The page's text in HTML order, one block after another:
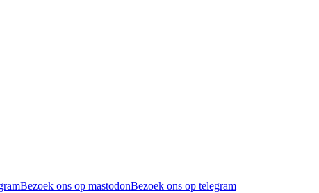
Bezoek ons op mastodonBezoek ons op telegram